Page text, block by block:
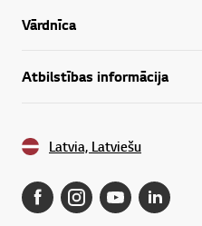
Vārdnīca
Atbilstības informācija
Latvia, Latviešu